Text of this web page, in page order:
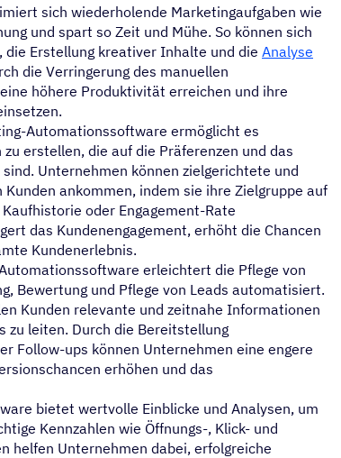
sich wiederholende Marketingaufgaben wie
und spart so Zeit und Mühe. So können sich
Erstellung kreativer Inhalte und die Analyse
die Verringerung des manuellen
höhere Produktivität erreichen und ihre
Automationssoftware ermöglicht es
erstellen, die auf die Präferenzen und das
Unternehmen können zielgerichtete und
ankommen, indem sie ihre Zielgruppe auf
oder Engagement-Rate
das Kundenengagement, erhöht die Chancen
Kundenerlebnis.
erleichtert die Pflege von
Bewertung und Pflege von Leads automatisiert.
Kunden relevante und zeitnahe Informationen
zu leiten. Durch die Bereitstellung
Follow-ups können Unternehmen eine engere
erhöhen und das
bietet wertvolle Einblicke und Analysen, um
Kennzahlen wie Öffnungs-, Klick- und
helfen Unternehmen dabei, erfolgreiche